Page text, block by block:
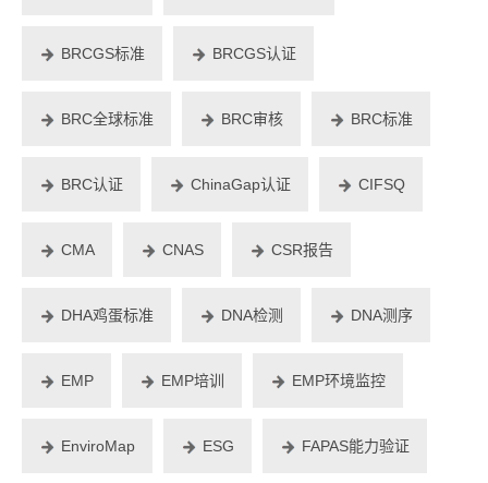
BRCGS标准 BRCGS认证
BRC全球标准 BRC审核 BRC标准
BRC认证 ChinaGap认证 CIFSQ
CMA CNAS CSR报告
DHA鸡蛋标准 DNA检测 DNA测序
EMP EMP培训 EMP环境监控
EnviroMap ESG FAPAS能力验证